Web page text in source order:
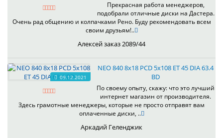
Прекрасная работа менеджеров,
подобрали отличные диски на Дастера.
Очень рад общению и колпачками Рено. Буду рекомендовать всем
своим друзьям!..
Алексей заказ 2089/44
09.12.2021
NEO 840 8x18 PCD 5x108 ET 45 DIA 63.4
BD
По своему опыту, скажу: что это лучший
интернет магазин от производителя.
Здесь грамотные менеджеры, которые не просто отправят вам
оплаченные диски, ..
Аркадий Геленджик